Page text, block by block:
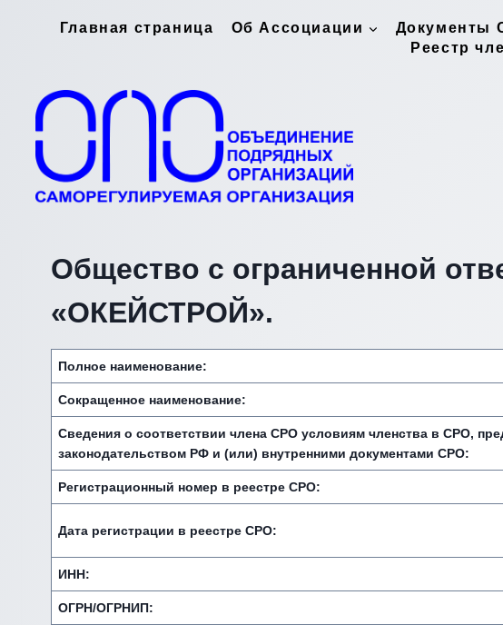
Главная страница Об Ассоциации Документы
Реестр
Общество с ограниченной
«ОКЕЙСТРОЙ».
Полное наименование:
Сокращенное наименование:
Сведения о соответствии члена СРО условиям членства в СРО,
законодательством РФ и (или) внутренними документами СРО:
Регистрационный номер в реестре СРО:
Дата регистрации в реестре СРО:
ИНН:
ОГРН/ОГРНИП: